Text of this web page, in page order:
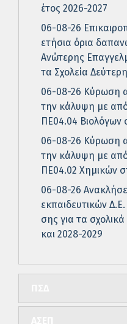
έτος 2026-2027
06-08-26
ετήσια όρια
Ανώτερης
τα Σχολεία
06-08-26 Κύρωση
την κάλυψη με
ΠΕ04.04 Βιολόγων
06-08-26 Κύρωση
την κάλυψη με
ΠΕ04.02 Χημικών
06-08-26
εκπαιδευτικών
σης για τα
και 2028-2029